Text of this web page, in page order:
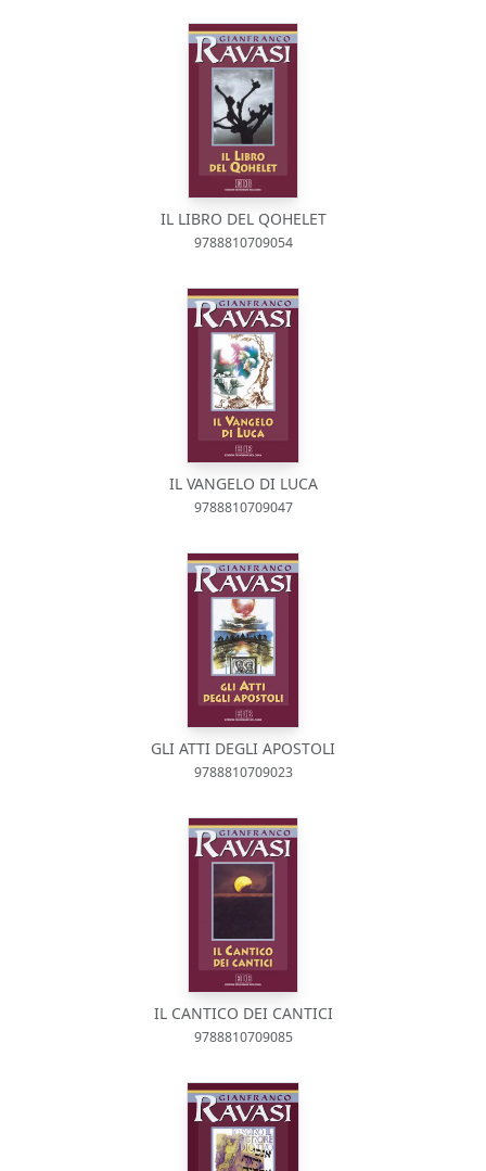
IL LIBRO DEL QOHELET
9788810709054
IL VANGELO DI LUCA
9788810709047
GLI ATTI DEGLI APOSTOLI
9788810709023
IL CANTICO DEI CANTICI
9788810709085